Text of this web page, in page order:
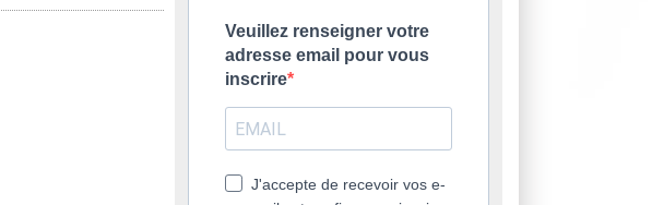
Veuillez renseigner votre
adresse email pour vous
inscrire
J'accepte de recevoir vos e-